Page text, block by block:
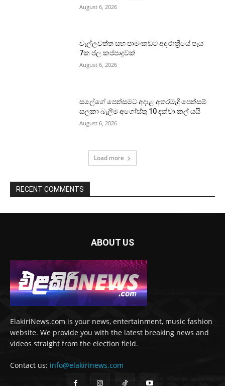
August 6, 2026
වැල්ලවත්ත සහ පාමංකඩට අද රාත්‍රියේ පැය
7ක ජල කප්පාදුවක්
August 6, 2026
සලේගේ පෙත්සමට අදාළ අතරමැදි පෙත්සම්
සලකා බැලීම අගෝස්තු 10 දක්වා කල් යයි
August 6, 2026
Load more
RECENT COMMENTS
ABOUT US
ElakiriNews.com is your news, entertainment, music fashion
website. We provide you with the latest breaking news and
videos straight from the election field.
Contact us: info@elakirinews.com